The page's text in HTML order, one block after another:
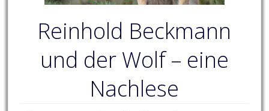
Reinhold Beckmann
und der Wolf – eine
Nachlese